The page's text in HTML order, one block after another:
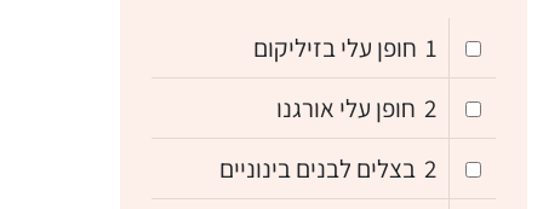
1 חופן עלי בזיליקום
2 חופן עלי אורגנו
2 בצלים לבנים בינוניים